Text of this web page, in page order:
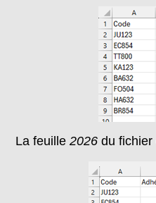
La feuille2026 du fichier